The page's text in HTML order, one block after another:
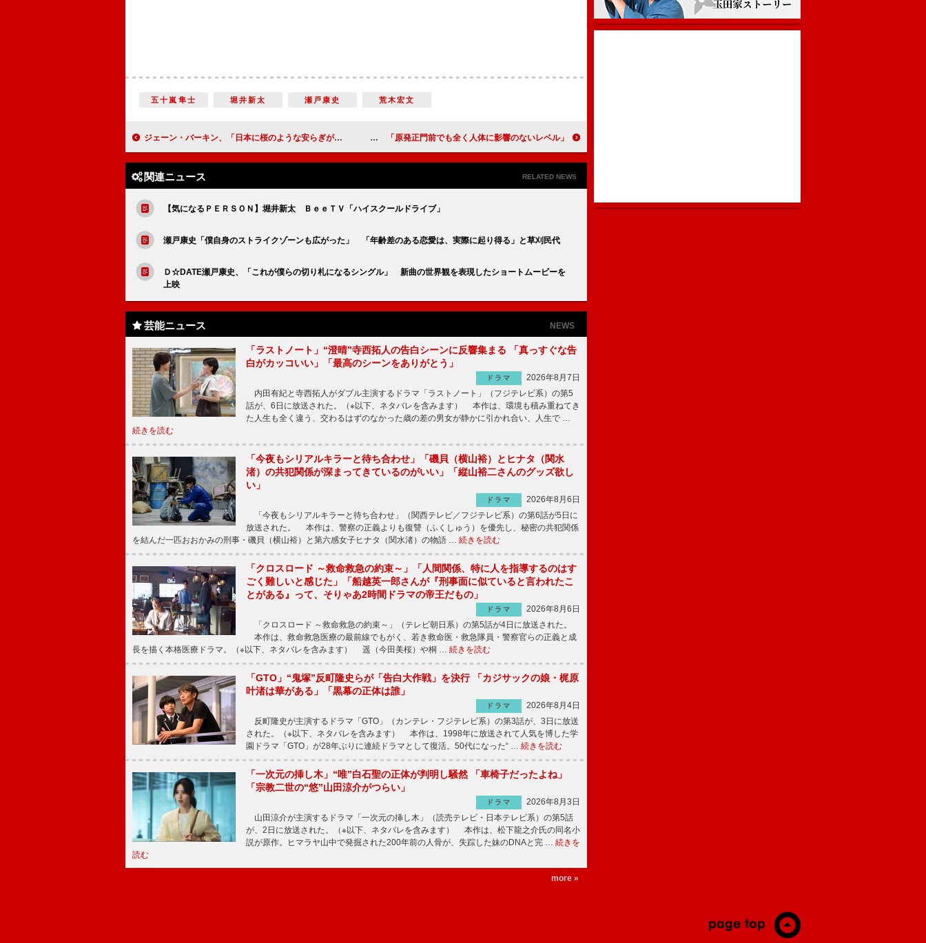
五十嵐隼士 堀井新太 瀬戸康史 荒木宏文
ジェーン・バーキン、「日本に桜のような安らぎが訪れますように」 「心配するよりも日本に行くことの方が大切」 鳥越俊太郎、福島原発２０キロ圏内に突撃取材 「原発正門前でも全く人体に影響のないレベル」
関連ニュース RELATED NEWS
【気になるＰＥＲＳＯＮ】堀井新太 ＢｅｅＴＶ「ハイスクールドライブ」
瀬戸康史「僕自身のストライクゾーンも広がった」 「年齢差のある恋愛は、実際に起り得る」と草刈民代
Ｄ☆DATE瀬戸康史、「これが僕らの切り札になるシングル」 新曲の世界観を表現したショートムービーを
上映
芸能ニュース NEWS
「ラストノート」“澄晴”寺西拓人の告白シーンに反響集まる 「真っすぐな告
白がカッコいい」「最高のシーンをありがとう」
ドラマ
2026年8月7日
内田有紀と寺西拓人がダブル主演するドラマ「ラストノート」（フジテレビ系）の第5
話が、6日に放送された。（※以下、ネタバレを含みます） 本作は、環境も積み重ねてき
た人生も全く違う、交わるはずのなかった歳の差の男女が静かに引かれ合い、人生で …
続きを読む
「今夜もシリアルキラーと待ち合わせ」「磯貝（横山裕）とヒナタ（関水
渚）の共犯関係が深まってきているのがいい」「縦山裕二さんのグッズ欲し
い」
ドラマ
2026年8月6日
「今夜もシリアルキラーと待ち合わせ」（関西テレビ／フジテレビ系）の第6話が5日に
放送された。 本作は、警察の正義よりも復讐（ふくしゅう）を優先し、秘密の共犯関係
を結んだ一匹おおかみの刑事・磯貝（横山裕）と第六感女子ヒナタ（関水渚）の物語 … 続きを読む
「クロスロード ～救命救急の約束～」「人間関係、特に人を指導するのはす
ごく難しいと感じた」「船越英一郎さんが『刑事面に似ていると言われたこ
とがある』って、そりゃあ2時間ドラマの帝王だもの」
ドラマ
2026年8月6日
「クロスロード ～救命救急の約束～」（テレビ朝日系）の第5話が4日に放送された。
本作は、救命救急医療の最前線でもがく、若き救命医・救急隊員・警察官らの正義と成
長を描く本格医療ドラマ。（※以下、ネタバレを含みます） 遥（今田美桜）や桐 … 続きを読む
「GTO」“鬼塚”反町隆史らが「告白大作戦」を決行 「カジサックの娘・梶原
叶渚は華がある」「黒幕の正体は誰」
ドラマ
2026年8月4日
反町隆史が主演するドラマ「GTO」（カンテレ・フジテレビ系）の第3話が、3日に放送
された。（※以下、ネタバレを含みます） 本作は、1998年に放送されて人気を博した学
園ドラマ「GTO」が28年ぶりに連続ドラマとして復活。50代になった“ … 続きを読む
「一次元の挿し木」“唯”白石聖の正体が判明し騒然 「車椅子だったよね」
「宗教二世の“悠”山田涼介がつらい」
ドラマ
2026年8月3日
山田涼介が主演するドラマ「一次元の挿し木」（読売テレビ・日本テレビ系）の第5話
が、2日に放送された。（※以下、ネタバレを含みます） 本作は、松下龍之介氏の同名小
説が原作。ヒマラヤ山中で発掘された200年前の人骨が、失踪した妹のDNAと完 … 続きを
読む
more »